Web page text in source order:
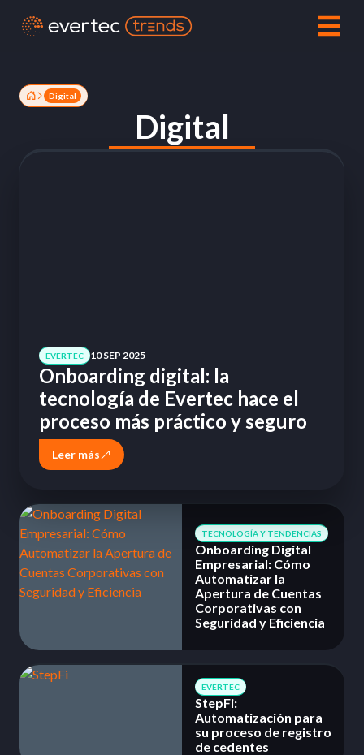
Digital
Digital
EVERTEC 10 SEP 2025
Onboarding digital: la
tecnología de Evertec hace el
proceso más práctico y seguro
Leer más
TECNOLOGÍA Y TENDENCIAS
Onboarding Digital
Empresarial: Cómo
Automatizar la
Apertura de Cuentas
Corporativas con
Seguridad y Eficiencia
EVERTEC
StepFi:
Automatización para
su proceso de registro
de cedentes